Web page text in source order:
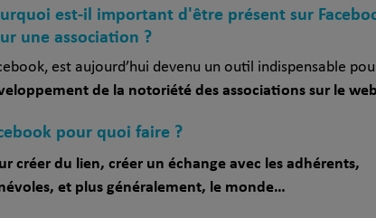
est-il important d'être présent sur
une association ?
est aujourd’hui devenu un outil indispensable
de la notoriété des associations sur le web
pour quoi faire ?
créer du lien, créer un échange avec les adhérents,
et plus généralement, le monde…